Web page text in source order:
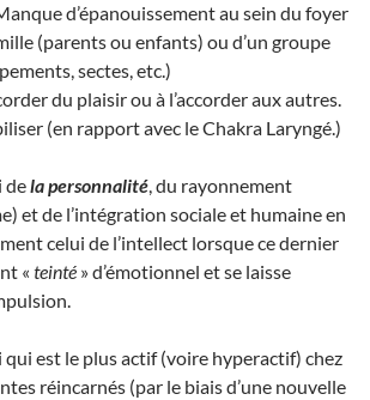
d’épanouissement au sein du foyer
(parents ou enfants) ou d’un groupe
sectes, etc.)
du plaisir ou à l’accorder aux autres.
(en rapport avec le Chakra Laryngé.)
dela personnalité, du rayonnement
et de l’intégration sociale et humaine en
celui de l’intellect lorsque ce dernier
« teinté » d’émotionnel et se laisse
qui est le plus actif (voire hyperactif) chez
réincarnés (par le biais d’une nouvelle